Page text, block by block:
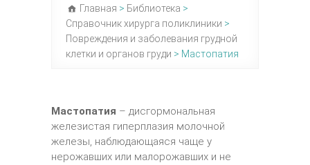
Главная > Библиотека >
Справочник хирурга поликлиники >
Повреждения и заболевания грудной
клетки и органов груди > Мастопатия
Мастопатия – дисгормональная
железистая гиперплазия молочной
железы, наблюдающаяся чаще у
нерожавших или малорожавших и не